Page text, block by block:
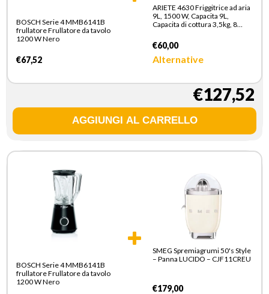
BOSCH Serie 4 MMB6141B
frullatore Frullatore da tavolo
1200 W Nero
€67,52
ARIETE 4630 Friggitrice ad aria
9L, 1500 W, Capacita 9L,
Capacita di cottura 3,5kg, 8
Temperatura fino a 200°,
Cestello trasparente per
controllo cottura, Bianco
€60,00
Alternative
€127,52
BOSCH Serie 4 MMB6141B
frullatore Frullatore da tavolo
1200 W Nero
SMEG Spremiagrumi 50's Style
– Panna LUCIDO – CJF11CREU
€179,00